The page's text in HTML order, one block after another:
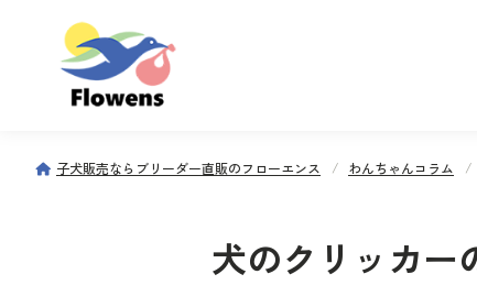
子犬販売ならブリーダー直販のフローエンス わんちゃんコラム
犬のクリッカー